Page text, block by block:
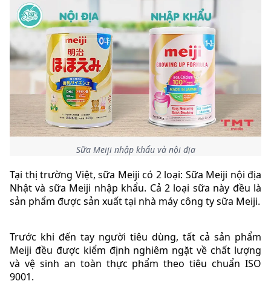
Sữa Meiji nhập khẩu và nội địa
Tại thị trường Việt, sữa Meiji có 2 loại: Sữa Meiji nội địa
Nhật và sữa Meiji nhập khẩu. Cả 2 loại sữa này đều là
sản phẩm được sản xuất tại nhà máy công ty sữa Meiji.
Trước khi đến tay người tiêu dùng, tất cả sản phẩm
Meiji đều được kiểm định nghiêm ngặt về chất lượng
và vệ sinh an toàn thực phẩm theo tiêu chuẩn ISO
9001.